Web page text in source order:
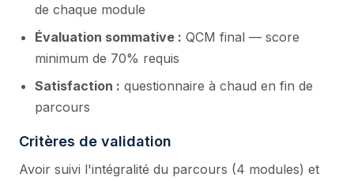
de chaque module
Évaluation sommative : QCM final — score
minimum de 70% requis
Satisfaction : questionnaire à chaud en fin de
parcours
Critères de validation
Avoir suivi l'intégralité du parcours (4 modules) et